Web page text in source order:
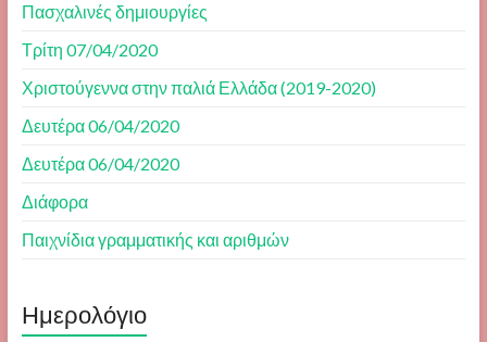
Πασχαλινές δημιουργίες
Τρίτη 07/04/2020
Χριστούγεννα στην παλιά Ελλάδα (2019-2020)
Δευτέρα 06/04/2020
Δευτέρα 06/04/2020
Διάφορα
Παιχνίδια γραμματικής και αριθμών
Ημερολόγιο